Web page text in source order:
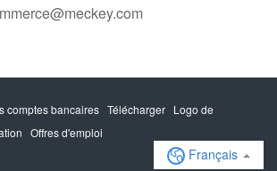
comptes bancaires Télécharger Logo de
Offres d'emploi
Français